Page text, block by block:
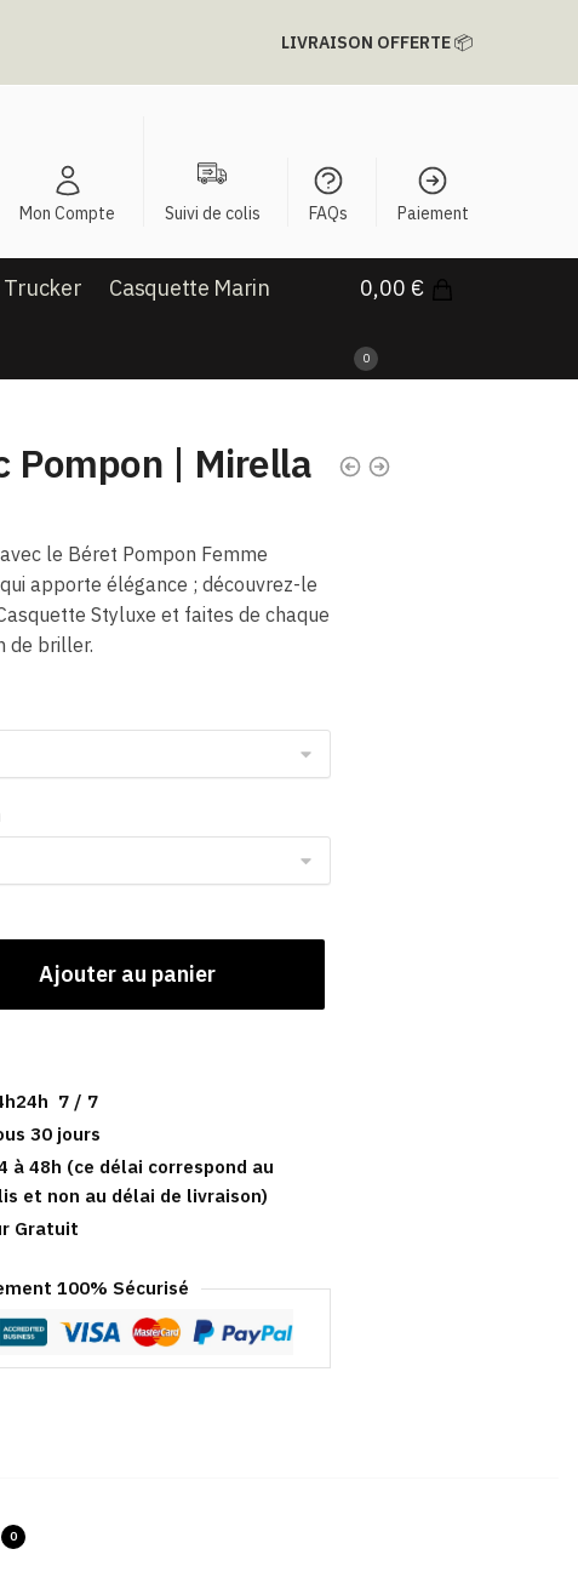
LIVRAISON OFFERTE📦
Mon Compte Suivi de colis FAQs Paiement
Trucker Casquette Marin 0,00 €
0
Pompon | Mirella
le Béret Pompon Femme
apporte élégance ; découvrez-le
Styluxe et faites de chaque
de briller.
Ajouter au panier
7 / 7
30 jours
à 48h (ce délai correspond au
et non au délai de livraison)
Gratuit
100% Sécurisé
0